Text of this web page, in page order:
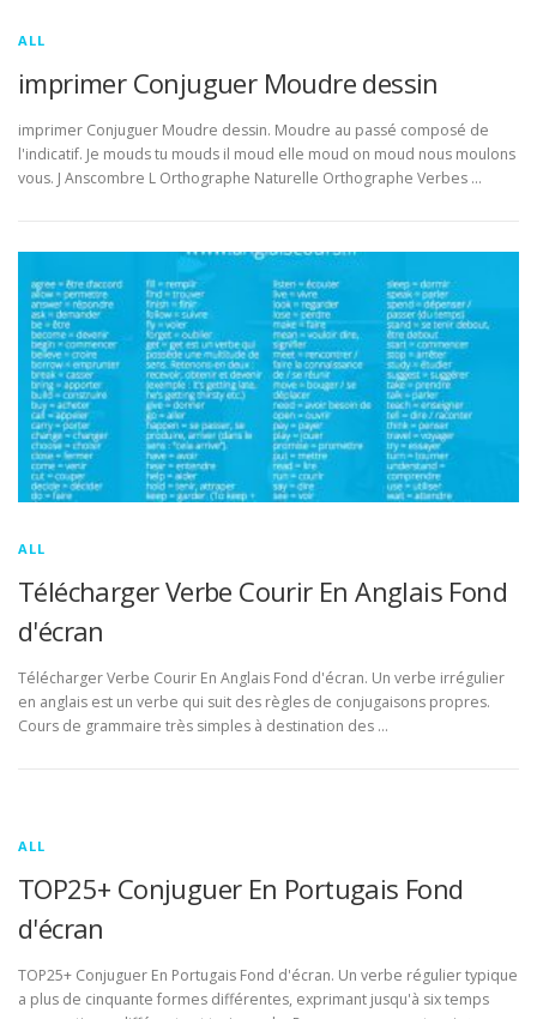
ALL
imprimer Conjuguer Moudre dessin
imprimer Conjuguer Moudre dessin. Moudre au passé composé de
l'indicatif. Je mouds tu mouds il moud elle moud on moud nous moulons
vous. J Anscombre L Orthographe Naturelle Orthographe Verbes …
ALL
Télécharger Verbe Courir En Anglais Fond
d'écran
Télécharger Verbe Courir En Anglais Fond d'écran. Un verbe irrégulier
en anglais est un verbe qui suit des règles de conjugaisons propres.
Cours de grammaire très simples à destination des …
ALL
TOP25+ Conjuguer En Portugais Fond
d'écran
TOP25+ Conjuguer En Portugais Fond d'écran. Un verbe régulier typique
a plus de cinquante formes différentes, exprimant jusqu'à six temps